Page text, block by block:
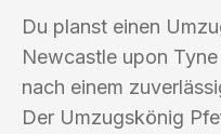
Du planst einen
Newcastle upon
nach einem
Der Umzugskönig